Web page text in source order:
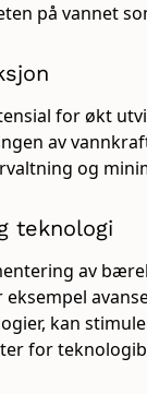
på vannet
for økt
av
og
teknologi
av
kan
for